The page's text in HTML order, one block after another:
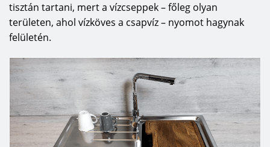
tisztán tartani, mert a vízcseppek – főleg olyan
területen, ahol vízköves a csapvíz – nyomot hagynak
felületén.